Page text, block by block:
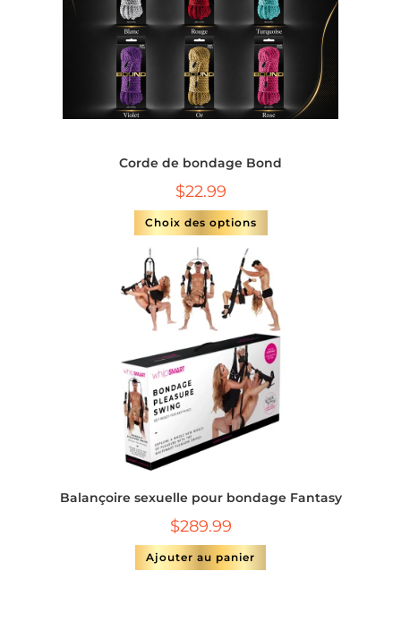
Corde de bondage Bond
$22.99
Choix des options
Balançoire sexuelle pour bondage Fantasy
$289.99
Ajouter au panier